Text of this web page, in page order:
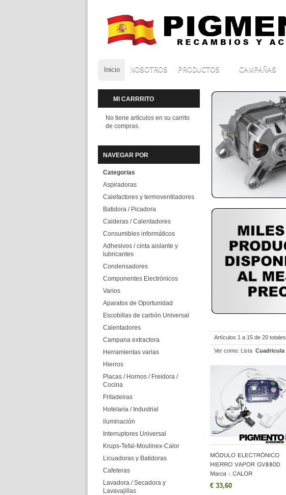
Inicio NOSOTROS PRODUCTOS CAMPAÑAS
MI CARRRITO
No tiene artículos en su carrito
de compras.
NAVEGAR POR
Categorias
Aspiradoras
Calefactores y termoventiladores
Batidora / Picadora
Calderas / Calentadores
Consumibles informáticos
Adhesivos / cinta aislante y
lubricantes
Condensadores
Componentes Electrónicos
Varios
Aparatos de Oportunidad
Escobillas de carbón Universal
Calentadores
Campana extractora
Herramientas varias
Hierros
Placas / Hornos / Freidora /
Cocina
Fritadeiras
Hotelaria / Industrial
iluminación
Interruptores Universal
Krups-Tefal-Moulinex-Calor
Licuadoras y Batidoras
Cafeteras
Lavadora / Secadora y
Lavavajillas
Artículos 1 a 15 de 20 totales
Ver como: Lista Cuadricula
€ 33,60